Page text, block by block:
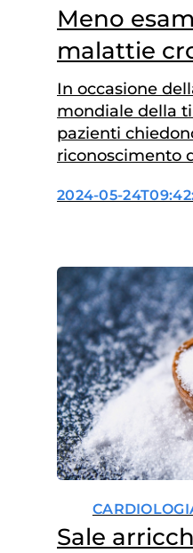
Meno
malattie
tiroide
In occasione
mondiale della
pazienti
riconoscimento
migliore
2024-05-
Sale